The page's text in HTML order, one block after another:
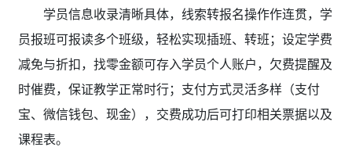
学员信息收录清晰具体，线索转报名操作作连贯，学
员报班可报读多个班级，轻松实现插班、转班；设定学费
减免与折扣，找零金额可存入学员个人账户，欠费提醒及
时催费，保证教学正常时行；支付方式灵活多样（支付
宝、微信钱包、现金），交费成功后可打印相关票据以及
课程表。